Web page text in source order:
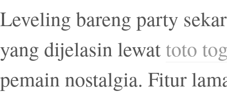
Leveling bareng party
yang dijelasin lewat toto
pemain nostalgia. Fitur